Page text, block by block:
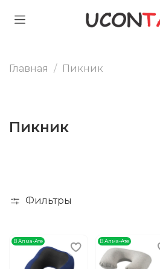
Главная Пикник
Пикник
Фильтры
В Алма-Ате В Алма-Ате